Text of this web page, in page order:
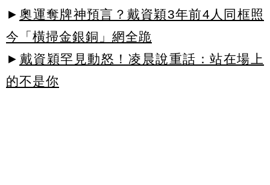
► 奧運奪牌神預言？戴資穎3年前4人同框照
今「橫掃金銀銅」網全跪
► 戴資穎罕見動怒！凌晨說重話：站在場上
的不是你